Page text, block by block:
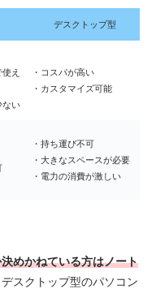
デスクトップ型
え
ない
・コスパが高い
・カスタマイズ可能
・持ち運び不可
・大きなスペースが必要
・電力の消費が激しい
めかねている方はノート
スクトップ型のパソコン